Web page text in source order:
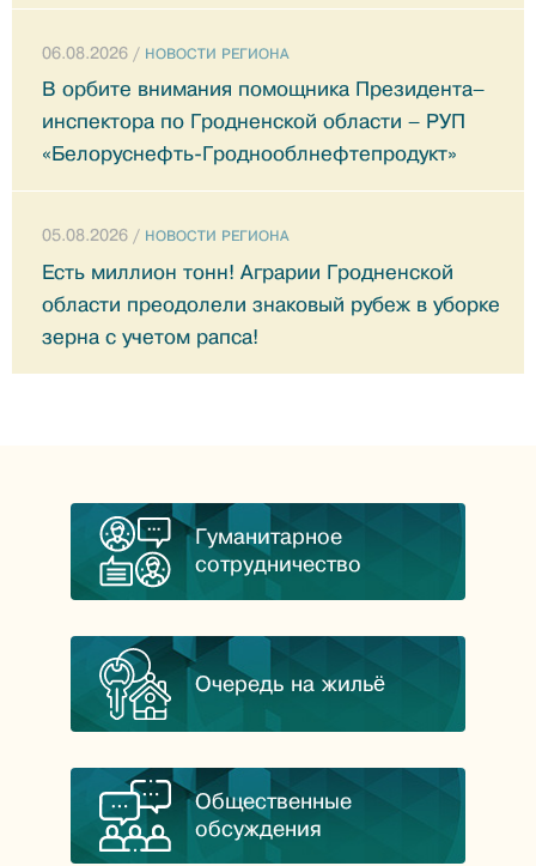
06.08.2026 / НОВОСТИ РЕГИОНА
В орбите внимания помощника Президента–
инспектора по Гродненской области – РУП
«Белоруснефть-Гроднооблнефтепродукт»
05.08.2026 / НОВОСТИ РЕГИОНА
Есть миллион тонн! Аграрии Гродненской
области преодолели знаковый рубеж в уборке
зерна с учетом рапса!
Гуманитарное
сотрудничество
Очередь на жильё
Общественные
обсуждения